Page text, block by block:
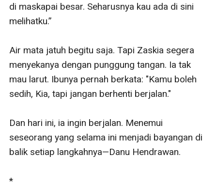
di maskapai besar. Seharusnya kau ada di sini
melihatku.”
Air mata jatuh begitu saja. Tapi Zaskia segera
menyekanya dengan punggung tangan. Ia tak
mau larut. Ibunya pernah berkata: "Kamu boleh
sedih, Kia, tapi jangan berhenti berjalan."
Dan hari ini, ia ingin berjalan. Menemui
seseorang yang selama ini menjadi bayangan di
balik setiap langkahnya—Danu Hendrawan.
*